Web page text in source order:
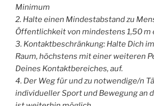
Minimum
2. Halte einen Mindestabstand zu
Öffentlichkeit von mindestens 1,50 m
3. Kontaktbeschränkung: Halte Dich
Raum, höchstens mit einer weiteren
Deines Kontaktbereiches, auf.
4. Der Weg für und zu notwendige/n
individueller Sport und Bewegung an